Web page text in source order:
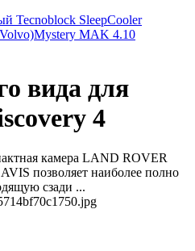
Tecnoblock SleepCooler
Mystery MAK 4.10
вида для
4
камера LAND ROVER
позволяет наиболее полно
сзади ...